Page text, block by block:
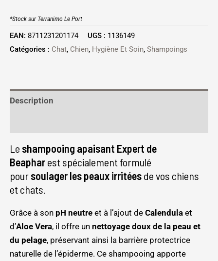
*Stock sur Terranimo Le Port
EAN: 8711231201174 UGS : 1136149
Catégories : Chat, Chien, Hygiène Et Soin, Shampoings
Description
Le shampooing apaisant Expert de
Beapharest spécialement formulé
poursoulager les peaux irritéesde vos chiens
et chats.
Grâce à son pH neutre et à l’ajout de Calendula et
d’Aloe Vera, il offre un nettoyage doux de la peau et
du pelage, préservant ainsi la barrière protectrice
naturelle de l’épiderme. Ce shampooing apporte